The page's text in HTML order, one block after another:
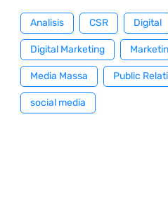
Analisis CSR Digital
Digital Marketing
Media Massa Public
social media